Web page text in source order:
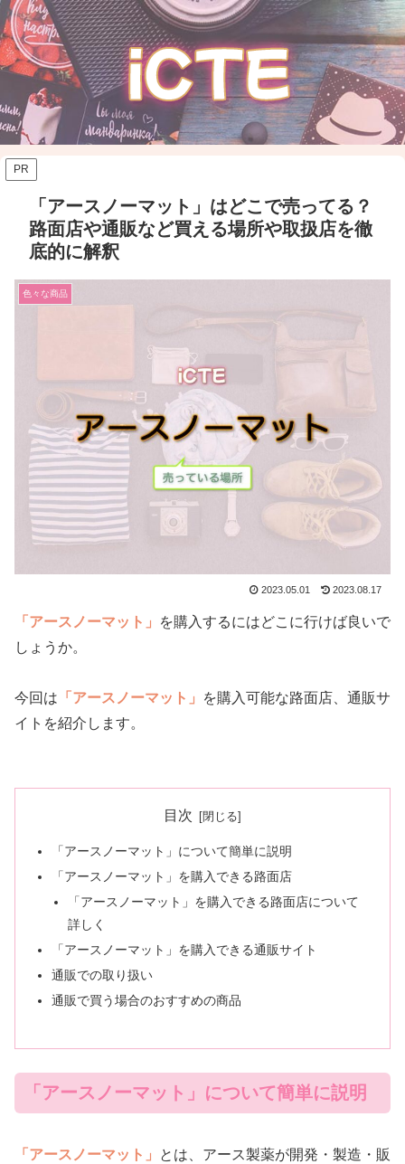
PR
「アースノーマット」はどこで売ってる？
路面店や通販など買える場所や取扱店を徹
底的に解釈
色々な商品
2023.05.01 2023.08.17
「アースノーマット」
を購入するにはどこに行けば良いで
しょうか。
今回は 「アースノーマット」
を購入可能な路面店、通販サ
イトを紹介します。
目次
「アースノーマット」について簡単に説明
「アースノーマット」を購入できる路面店
「アースノーマット」を購入できる路面店について
詳しく
「アースノーマット」を購入できる通販サイト
通販での取り扱い
通販で買う場合のおすすめの商品
「アースノーマット」について簡単に説明
「アースノーマット」
とは、アース製薬が開発・製造・販